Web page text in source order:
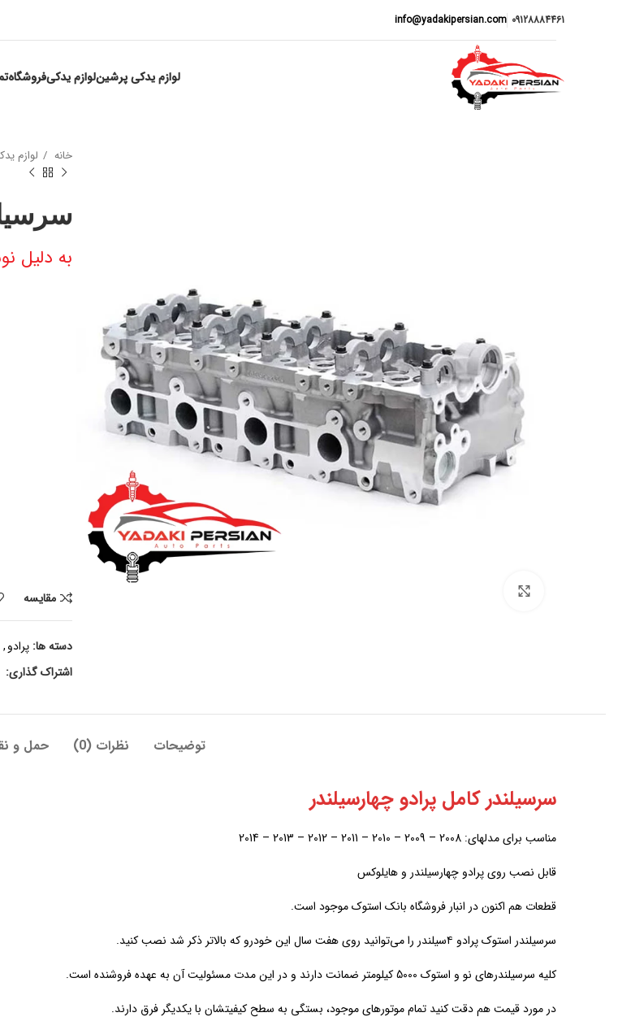
09128884461
info@yadakipersian.com
لوازم یدکی پرشینلوازم یدکیفروشگاه
خانه لوازم
به دلیل
مقايسه
دسته ها: پرادو,
اشتراک گذاری:
توضیحات نظرات (0) حمل و
سرسیلندر کامل پرادو چهارسیلندر
مناسب برای مدلهای: 2008 – 2009 – 2010 – 2011 – 2012 – 2013 – 2014
قابل نصب روی پرادو چهارسیلندر و هایلوکس
قطعات هم اکنون در انبار فروشگاه بانک استوک موجود است.
سرسیلندر استوک پرادو ۴سیلندر را می‌توانید روی هفت سال این خودرو که بالاتر ذکر شد نصب کنید.
کلیه سرسیلندرهای نو و استوک 5000 کیلومتر ضمانت دارند و در این مدت مسئولیت آن به عهده فروشنده است.
در مورد قیمت هم دقت کنید تمام موتورهای موجود، بستگی به سطح کیفیتشان با یکدیگر فرق دارند.